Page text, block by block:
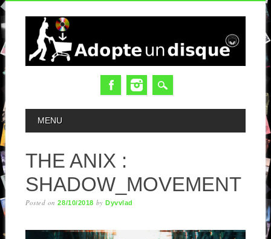
MAIN MENU
MENU
THE ANIX :
SHADOW_MOVEMENT
Posted on28/10/2018 byDyvvlad